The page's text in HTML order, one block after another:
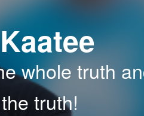
whole truth
truth!